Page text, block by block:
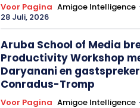
Voor Pagina Amigoe Intelligence
28 Juli, 2026
Aruba School of Media
Productivity Workshop
Daryanani en
Conradus-Tromp
Voor Pagina Amigoe Intelligence